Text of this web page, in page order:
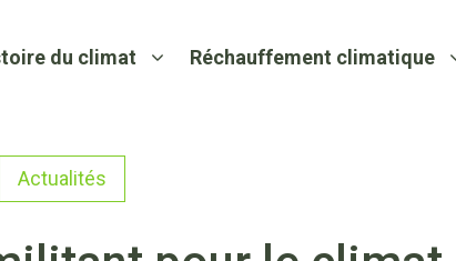
du climat Réchauffement climatique
Actualités